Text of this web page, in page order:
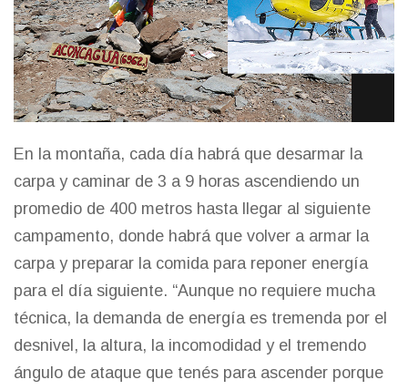
En la montaña, cada día habrá que desarmar la
carpa y caminar de 3 a 9 horas ascendiendo un
promedio de 400 metros hasta llegar al siguiente
campamento, donde habrá que volver a armar la
carpa y preparar la comida para reponer energía
para el día siguiente. “Aunque no requiere mucha
técnica, la demanda de energía es tremenda por el
desnivel, la altura, la incomodidad y el tremendo
ángulo de ataque que tenés para ascender porque